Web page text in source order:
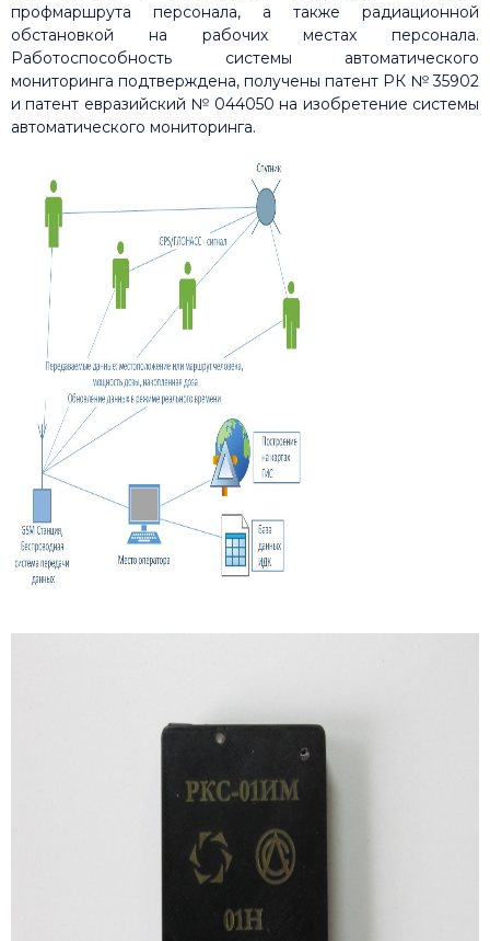
профмаршрута персонала, а также радиационной
обстановкой на рабочих местах персонала.
Работоспособность системы автоматического
мониторинга подтверждена, получены патент РК № 35902
и патент евразийский № 044050 на изобретение системы
автоматического мониторинга.